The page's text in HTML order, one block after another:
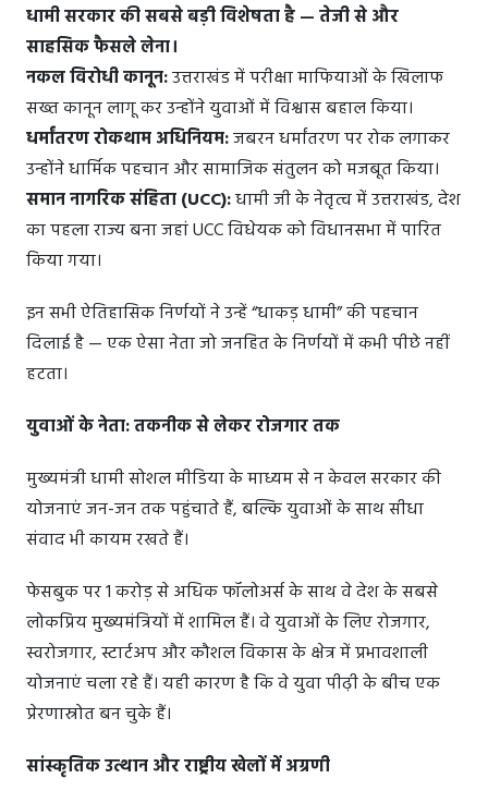
धामी सरकार की सबसे बड़ी विशेषता है — तेजी से और
साहसिक फैसले लेना।
नकल विरोधी कानून:उत्तराखंड में परीक्षा माफियाओं के खिलाफ
सख्त कानून लागू कर उन्होंने युवाओं में विश्वास बहाल किया।
धर्मांतरण रोकथाम अधिनियम:जबरन धर्मांतरण पर रोक लगाकर
उन्होंने धार्मिक पहचान और सामाजिक संतुलन को मजबूत किया।
समान नागरिक संहिता (UCC):धामी जी के नेतृत्व में उत्तराखंड, देश
का पहला राज्य बना जहां UCC विधेयक को विधानसभा में पारित
किया गया।
इन सभी ऐतिहासिक निर्णयों ने उन्हें “धाकड़ धामी” की पहचान
दिलाई है — एक ऐसा नेता जो जनहित के निर्णयों में कभी पीछे नहीं
हटता।
युवाओं के नेता: तकनीक से लेकर रोजगार तक
मुख्यमंत्री धामी सोशल मीडिया के माध्यम से न केवल सरकार की
योजनाएं जन-जन तक पहुंचाते हैं, बल्कि युवाओं के साथ सीधा
संवाद भी कायम रखते हैं।
फेसबुक पर 1 करोड़ से अधिक फॉलोअर्स के साथ वे देश के सबसे
लोकप्रिय मुख्यमंत्रियों में शामिल हैं। वे युवाओं के लिए रोजगार,
स्वरोजगार, स्टार्टअप और कौशल विकास के क्षेत्र में प्रभावशाली
योजनाएं चला रहे हैं। यही कारण है कि वे युवा पीढ़ी के बीच एक
प्रेरणास्रोत बन चुके हैं।
सांस्कृतिक उत्थान और राष्ट्रीय खेलों में अग्रणी